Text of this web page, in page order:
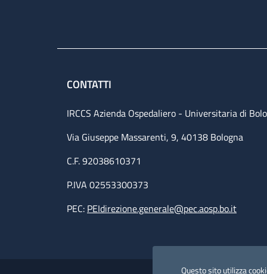
Questo sito utilizza
CONTATTI
IRCCS Azienda Ospedaliero - Universitaria di
Via Giuseppe Massarenti, 9, 40138 Bologna
C.F. 92038610371
P.IVA 02553300373
PEC: PEIdirezione.generale@pec.aosp.bo.it